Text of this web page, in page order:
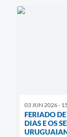
03 JUN 2026 -
FERIADO
DIAS E OS